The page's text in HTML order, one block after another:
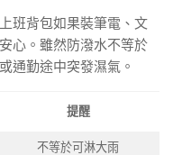
班背包如果裝筆電、文
心。雖然防潑水不等於
通勤途中突發濕氣。
提醒
不等於可淋大雨